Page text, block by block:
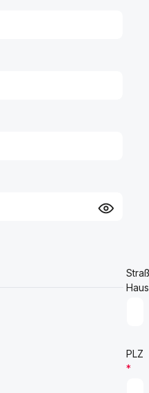
PLZ
*